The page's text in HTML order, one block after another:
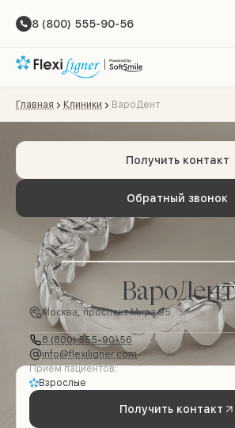
8 (800) 555-90-56
Главная Клиники ВароДент
Обратный звонок
Получить контакт
ВароДент
Москва, проспект Мира 95
8 (800) 555-90-56
info@flexiligner.com
Приём пациентов:
Взрослые
Получить контакт